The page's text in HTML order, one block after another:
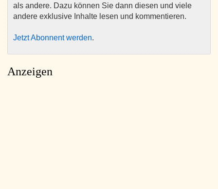
als andere. Dazu können Sie dann diesen und viele
andere exklusive Inhalte lesen und kommentieren.
Jetzt Abonnent werden.
Anzeigen